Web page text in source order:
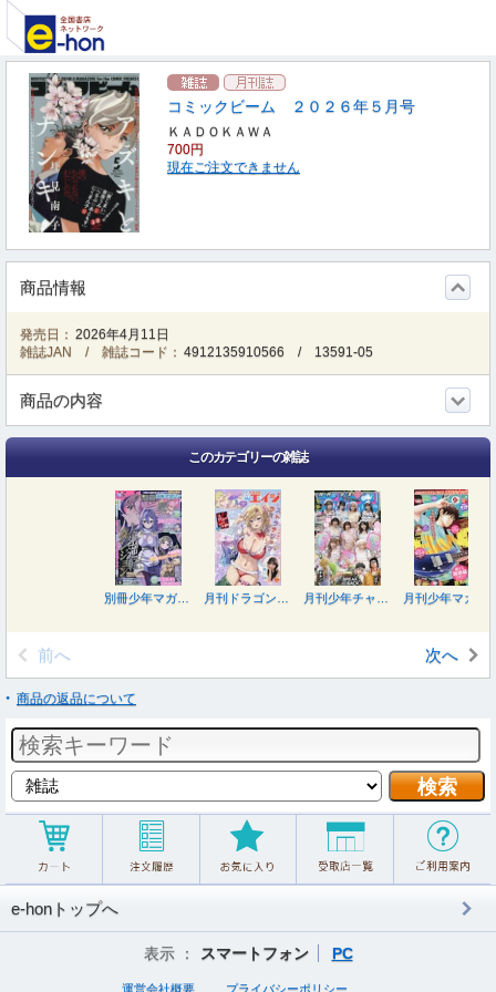
コミックビーム ２０２６年５月号
ＫＡＤＯＫＡＷＡ
700円
現在ご注文できません
商品情報
発売日： 2026年4月11日
雑誌JAN / 雑誌コード： 4912135910566 / 13591-05
商品の内容
このカテゴリーの雑誌
別冊少年マガジン ２０２６年９月号
前へ 次へ
商品の返品について
e-honトップへ
表示 ： スマートフォン PC
運営会社概要 プライバシーポリシー